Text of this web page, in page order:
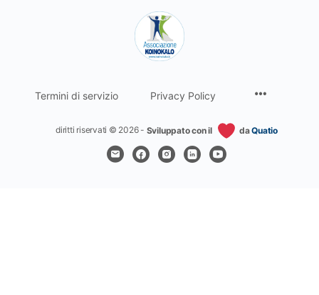
Termini di servizio Privacy Policy
diritti riservati © 2026 - Sviluppato con il daQuatio